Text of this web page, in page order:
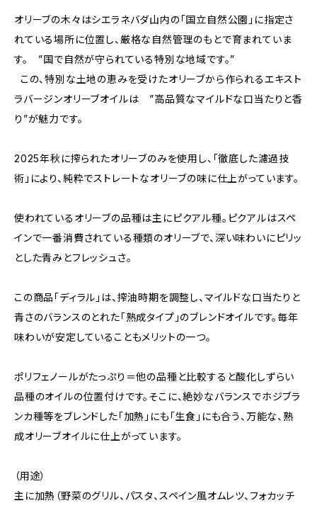
オリーブの木々はシエラネバダ山内の「国立自然公園」に指定さ
れている場所に位置し、厳格な自然管理のもとで育まれていま
す。 ”国で自然が守られている特別な地域です。”
この、特別な土地の恵みを受けたオリーブから作られるエキスト
ラバージンオリーブオイルは ”高品質なマイルドな口当たりと香
り”が魅力です。
2025年秋に搾られたオリーブのみを使用し、「徹底した濾過技
術」により、純粋でストレートなオリーブの味に仕上がっています。
使われているオリーブの品種は主にピクアル種。ピクアルはスペ
インで一番消費されている種類のオリーブで、深い味わいにピリッ
とした青みとフレッシュさ。
この商品「ディラル」は、搾油時期を調整し、マイルドな口当たりと
青さのバランスのとれた「熟成タイプ」のブレンドオイルです。毎年
味わいが安定していることもメリットの一つ。
ポリフェノールがたっぷり＝他の品種と比較すると酸化しずらい
品種のオイルの位置付けです。そこに、絶妙なバランスでホジブラ
ンカ種等をブレンドした「加熱」にも「生食」にも合う、万能な、熟
成オリーブオイルに仕上がっています。
（用途）
主に加熱（野菜のグリル、パスタ、スペイン風オムレツ、フォカッチ